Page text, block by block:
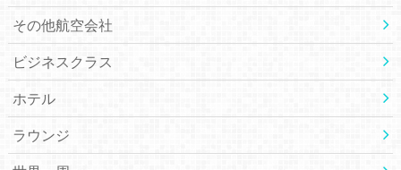
その他航空会社
ビジネスクラス
ホテル
ラウンジ